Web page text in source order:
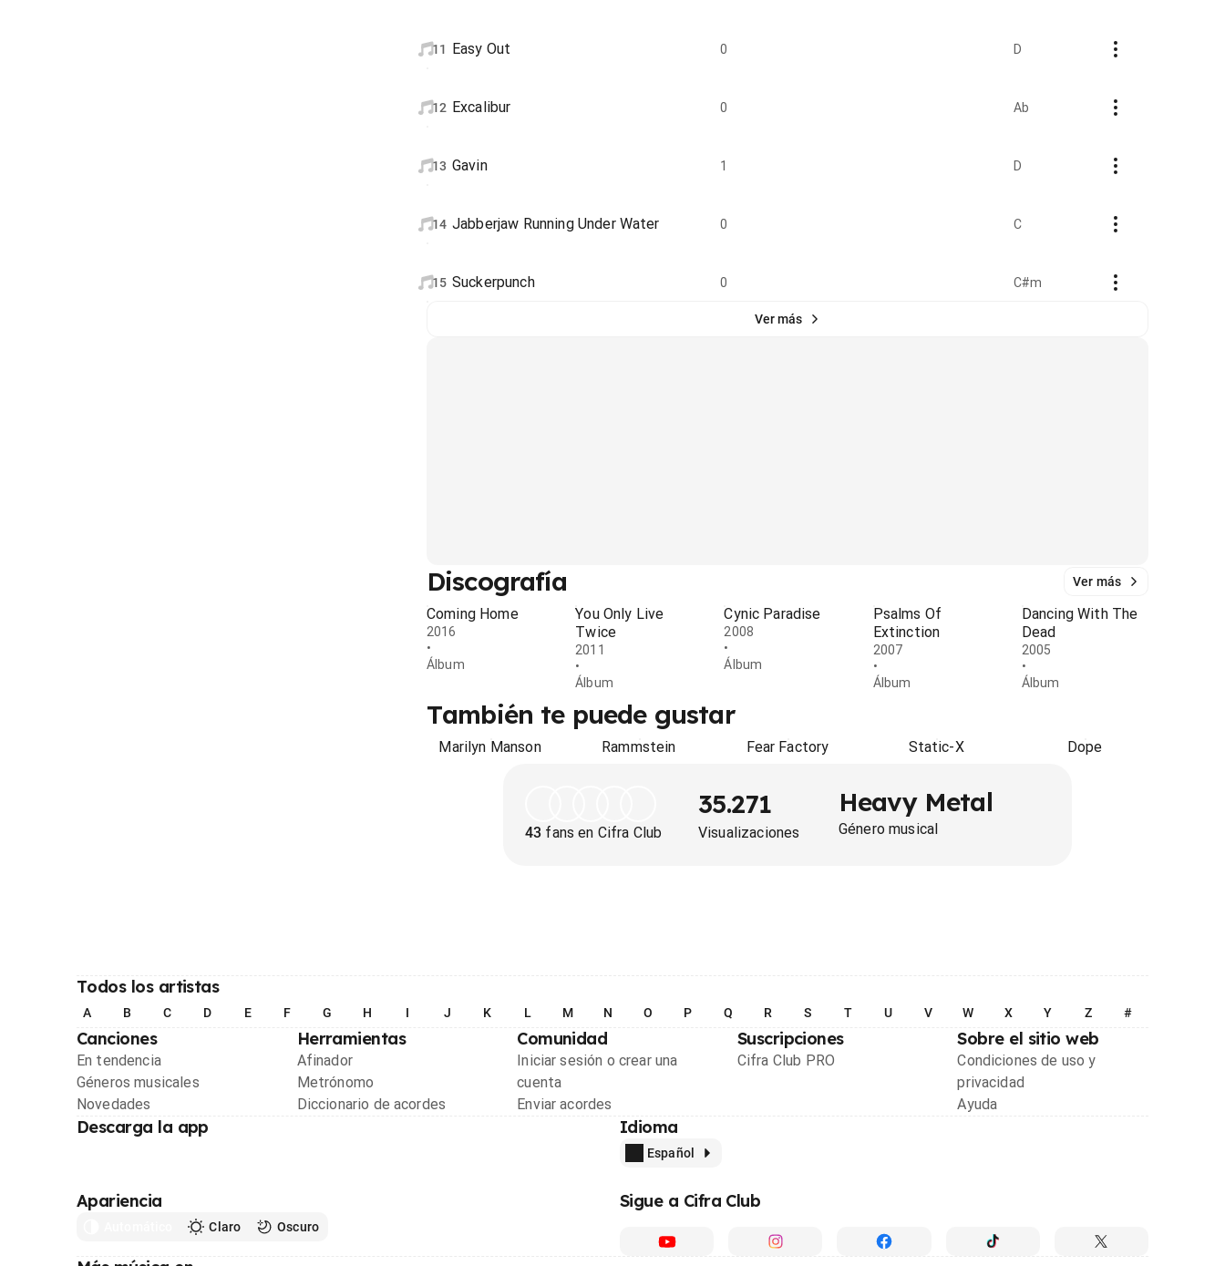
11 Easy Out 0 D
12 Excalibur 0 Ab
13 Gavin 1 D
14 Jabberjaw Running Under Water 0 C
15 Suckerpunch 0 C#m
Ver más
Discografía Ver más
Coming Home
2016
•
Álbum
You Only Live
Twice
2011
•
Álbum
Cynic Paradise
2008
•
Álbum
Psalms Of
Extinction
2007
•
Álbum
Dancing With The
Dead
2005
•
Álbum
También te puede gustar
Marilyn Manson Rammstein Fear Factory Static-X Dope
43 fans en Cifra Club
35.271
Visualizaciones
Heavy Metal
Género musical
Todos los artistas
A B C D E F G H I J K L M N O P Q R S T U V W X Y Z #
Canciones
En tendencia
Géneros musicales
Novedades
Herramientas
Afinador
Metrónomo
Diccionario de acordes
Comunidad
Iniciar sesión o crear una
cuenta
Enviar acordes
Suscripciones
Cifra Club PRO
Sobre el sitio web
Condiciones de uso y
privacidad
Ayuda
Descarga la app Idioma
Español
Apariencia
Claro Oscuro
Sigue a Cifra Club